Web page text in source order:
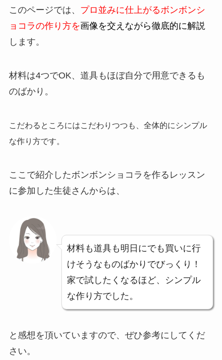
このページでは、 プロ並みに仕上がるボンボンシ
ョコラの作り方を画像を交えながら徹底的に解説
します。
材料は4つでOK、道具もほぼ自分で用意できるも
のばかり。
こだわるところにはこだわりつつも、全体的にシンプル
な作り方です。
ここで紹介したボンボンショコラを作るレッスン
に参加した生徒さんからは、
材料も道具も明日にでも買いに行
けそうなものばかりでびっくり！
家で試したくなるほど、シンプル
な作り方でした。
と感想を頂いていますので、ぜひ参考にしてくだ
さい。